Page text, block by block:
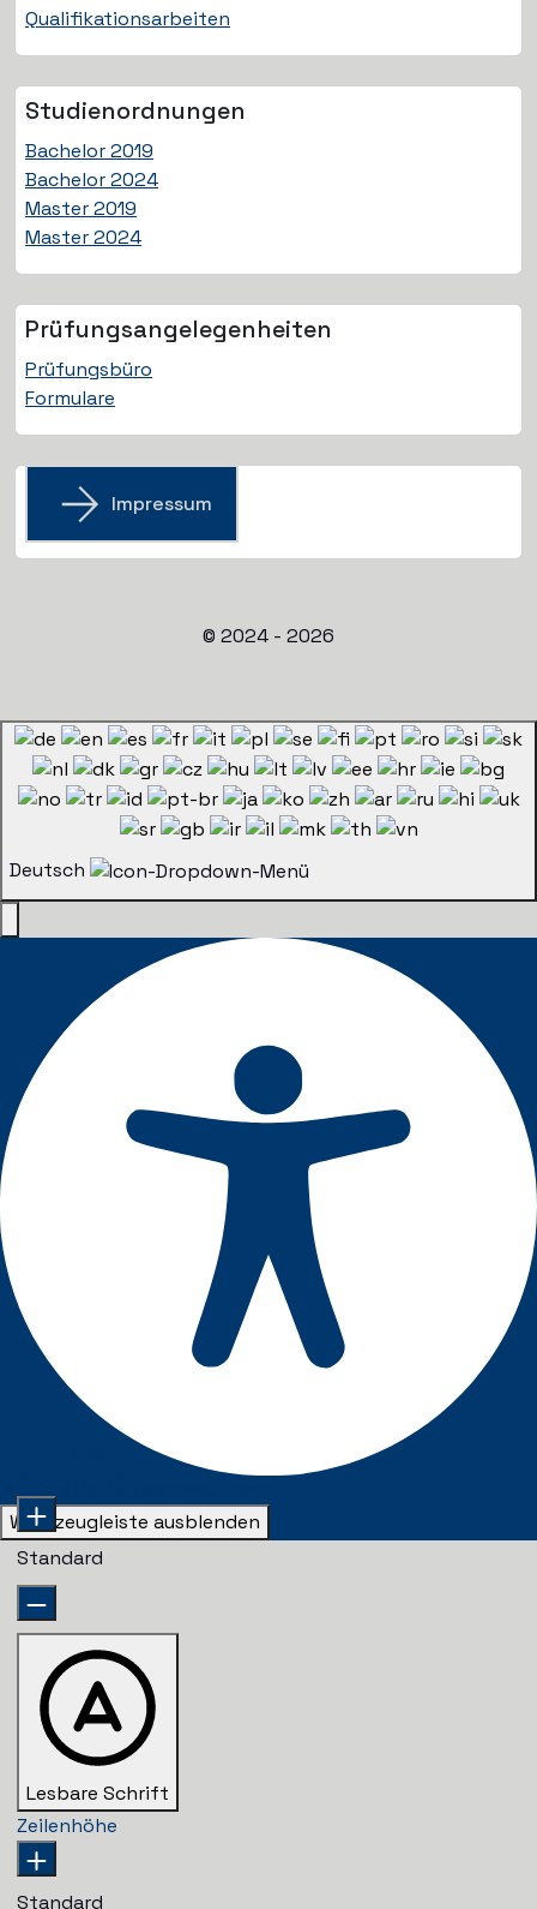
Qualifikationsarbeiten
Studien­ordnungen
Bachelor 2019
Bachelor 2024
Master 2019
Master 2024
Prüfungs­angelegenheiten
Prüfungsbüro
Formulare
Impressum
© 2024 - 2026
Deutsch
Barrierefreiheitsanpassungen
Werkzeugleiste ausblenden
Inhaltsmodule
Standard
Lesbare Schrift
Zeilenhöhe
Standard